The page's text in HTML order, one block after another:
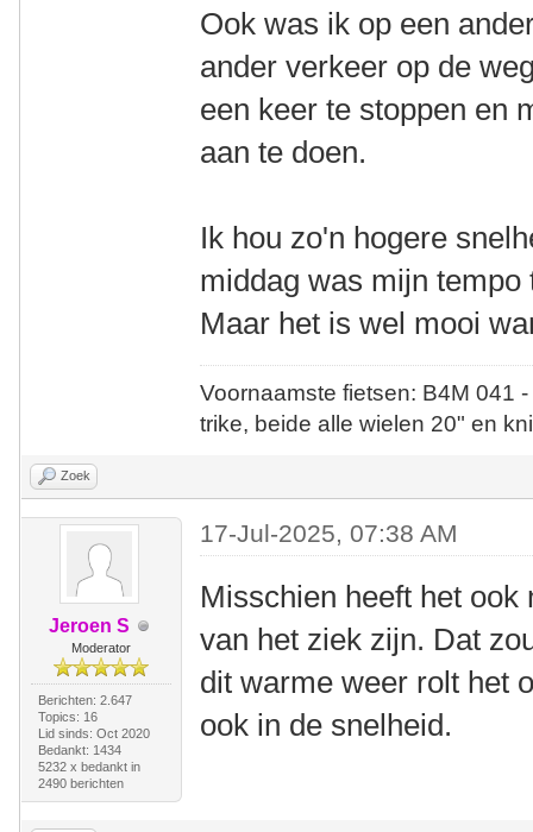
Ook was ik op een
ander verkeer op de
een keer te stoppen en
aan te doen.
Ik hou zo'n hogere
middag was mijn
Maar het is wel mooi
Voornaamste fietsen: B4M
trike, beide alle wielen 20" en
Zoek
Jeroen S
Moderator
Berichten: 2.647
Topics: 16
Lid sinds: Oct 2020
Bedankt: 1434
5232 x bedankt in
2490 berichten
17-Jul-2025, 07:38 AM
Misschien heeft het
van het ziek zijn. Dat
dit warme weer rolt het
ook in de snelheid.